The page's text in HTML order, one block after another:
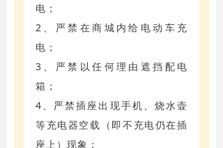
电；
2、严禁在商城内给电动车充
电；
3、严禁以任何理由遮挡配电
箱；
4、严禁插座出现手机、烧水壶
等充电器空载（即不充电仍在插
座上）现象；